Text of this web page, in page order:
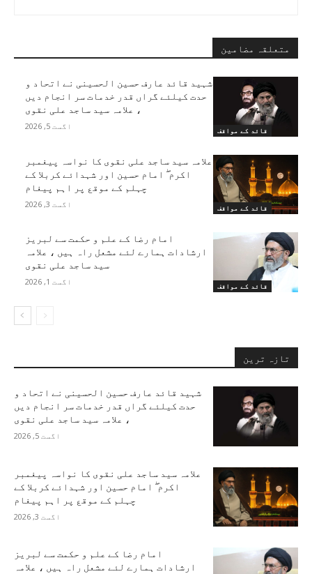
متعلقہ مضامین
قائد کے مواقف
شہید قائد عارف حسین الحسینی نے اتحاد و
حدت کیلئے گراں قدر خدمات سر انجام دیں
، علامہ سید ساجد علی نقوی
اگست 5, 2026
قائد کے مواقف
علامہ سید ساجد علی نقوی کا نواسہ پیغمبر
اکرم ۖ امام حسین اور شہدائے کربلا کے
چہلم کے موقع پر اہم پیغام
اگست 3, 2026
قائد کے مواقف
امام رضا کے علم و حکمت سے لبریز
ارشادات ہمارے لئے مشعل راہ ہیں ، علامہ
سید ساجد علی نقوی
اگست 1, 2026
تازہ ترین
شہید قائد عارف حسین الحسینی نے اتحاد و
حدت کیلئے گراں قدر خدمات سر انجام دیں
، علامہ سید ساجد علی نقوی
اگست 5, 2026
علامہ سید ساجد علی نقوی کا نواسہ پیغمبر
اکرم ۖ امام حسین اور شہدائے کربلا کے
چہلم کے موقع پر اہم پیغام
اگست 3, 2026
امام رضا کے علم و حکمت سے لبریز
ارشادات ہمارے لئے مشعل راہ ہیں ، علامہ